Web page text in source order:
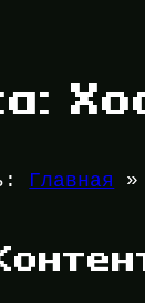
Главная